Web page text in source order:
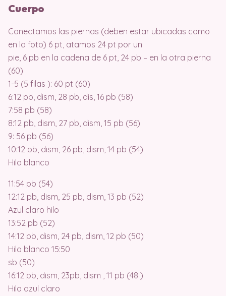
Cuerpo
Conectamos las piernas (deben estar ubicadas como
en la foto) 6 pt, atamos 24 pt por un
pie, 6 pb en la cadena de 6 pt, 24 pb – en la otra pierna
(60)
1-5 (5 filas ): 60 pt (60)
6:12 pb, dism, 28 pb, dis, 16 pb (58)
7:58 pb (58)
8:12 pb, dism, 27 pb, dism, 15 pb (56)
9: 56 pb (56)
10:12 pb, dism, 26 pb, dism, 14 pb (54)
Hilo blanco
11:54 pb (54)
12:12 pb, dism, 25 pb, dism, 13 pb (52)
Azul claro hilo
13:52 pb (52)
14:12 pb, dism, 24 pb, dism, 12 pb (50)
Hilo blanco 15:50
sb (50)
16:12 pb, dism, 23pb, dism , 11 pb (48 )
Hilo azul claro